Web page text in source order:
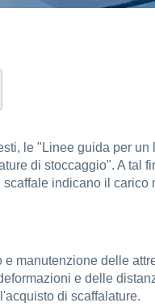
le "Linee guida per
di stoccaggio". A tal
indicano il carico
manutenzione delle
e delle
di scaffalature.